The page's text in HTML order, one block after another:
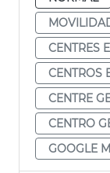
CENTRES
CENTROS
CENTRE
CENTRO
GOOGLE